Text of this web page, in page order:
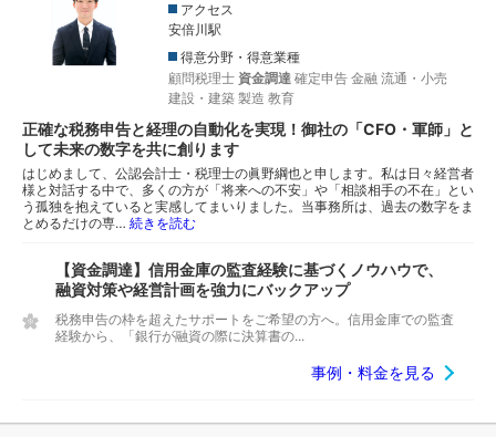
アクセス
安倍川駅
得意分野・得意業種
顧問税理士 資金調達 確定申告 金融 流通・小売
建設・建築 製造 教育
正確な税務申告と経理の自動化を実現！御社の「CFO・軍師」と
して未来の数字を共に創ります
はじめまして、公認会計士・税理士の眞野綱也と申します。私は日々経営者
様と対話する中で、多くの方が「将来への不安」や「相談相手の不在」とい
う孤独を抱えていると実感してまいりました。当事務所は、過去の数字をま
とめるだけの専… 続きを読む
【資金調達】信用金庫の監査経験に基づくノウハウで、
融資対策や経営計画を強力にバックアップ
税務申告の枠を超えたサポートをご希望の方へ。信用金庫での監査
経験から、「銀行が融資の際に決算書の...
事例・料金を見る